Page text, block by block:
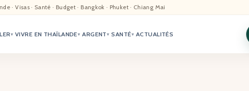
· Visas · Santé · Budget · Bangkok · Phuket · Chiang Mai
▾ VIVRE EN THAÏLANDE▾ ARGENT ▾ SANTÉ▾ ACTUALITÉS